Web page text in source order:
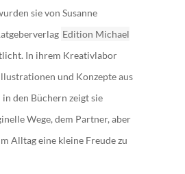
sie von Susanne
Edition Michael
In ihrem Kreativlabor
und Konzepte aus
den Büchern zeigt sie
Wege, dem Partner, aber
Alltag eine kleine Freude zu